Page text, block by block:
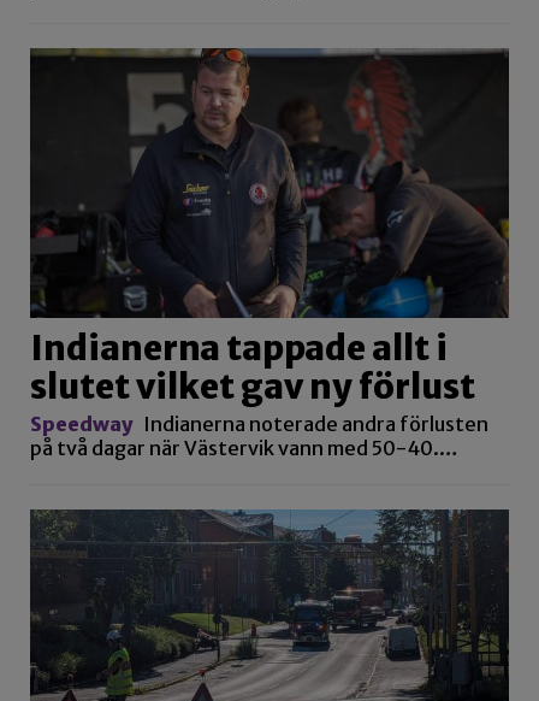
Indianerna tappade allt i
slutet vilket gav ny förlust
Speedway Indianerna noterade andra förlusten
på två dagar när Västervik vann med 50-40.…